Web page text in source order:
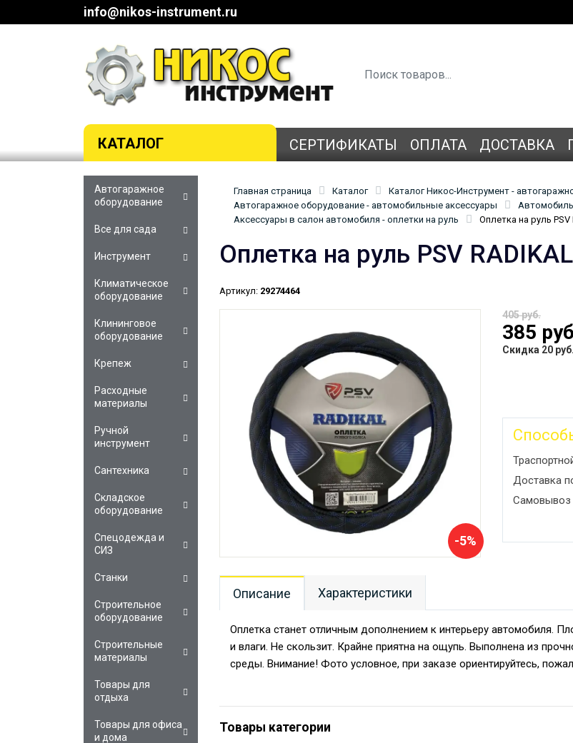
info@nikos-instrument.ru
КАТАЛОГ СЕРТИФИКАТЫ ОПЛАТА ДОСТАВКА
Главная страница Каталог
Каталог Никос-Инструмент -
Автогаражное оборудование - автомобильные аксессуары
Аксессуары в салон автомобиля - оплетки на руль
Оплетка на руль PSV
Оплетка на руль PSV
Артикул: 29274464
-5%
405 руб.
385
Скидка 20 руб.
Доставка
Самовывоз
Описание Характеристики
Оплетка станет отличным дополнением к интерьеру автомобиля.
и влаги. Не скользит. Крайне приятна на ощупь. Выполнена из
среды. Внимание! Фото условное, при заказе ориентируйтесь,
Товары категории
Автогаражное
оборудование
Все для сада
Инструмент
Климатическое
оборудование
Клининговое
оборудование
Крепеж
Расходные
материалы
Ручной
инструмент
Сантехника
Складское
оборудование
Спецодежда и
СИЗ
Станки
Строительное
оборудование
Строительные
материалы
Товары для
отдыха
Товары для офиса
и дома